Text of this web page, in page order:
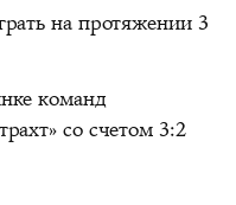
на протяжении 3
команд
со счетом 3:2